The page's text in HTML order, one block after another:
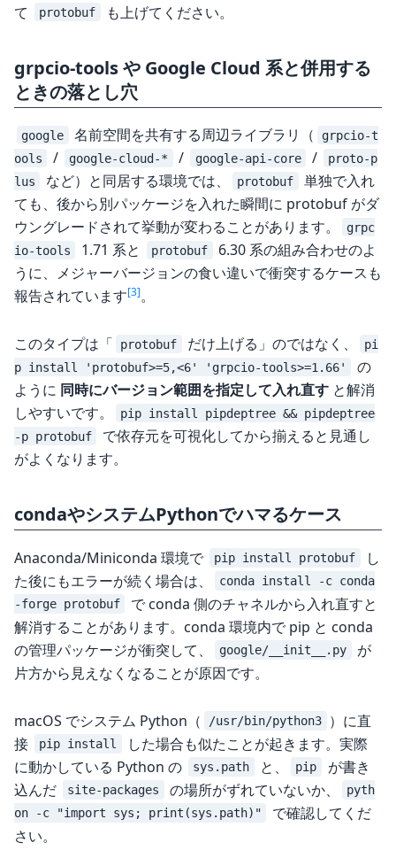
て protobuf も上げてください。
grpcio-tools や Google Cloud 系と併用する
ときの落とし穴
google 名前空間を共有する周辺ライブラリ（
grpcio-t
ools
/ google-cloud-* / google-api-core /
proto-p
lus
など）と同居する環境では、 protobuf
単独で入れ
ても、後から別パッケージを入れた瞬間に protobuf がダ
ウングレードされて挙動が変わることがあります。
grpc
io-tools
1.71 系と protobuf
6.30 系の組み合わせのよ
うに、メジャーバージョンの食い違いで衝突するケースも
報告されています[3]。
このタイプは「 protobuf だけ上げる」のではなく、
pi
p install 'protobuf>=5,<6' 'grpcio-tools>=1.66'
の
ように 同時にバージョン範囲を指定して入れ直す と解消
しやすいです。
pip install pipdeptree && pipdeptree
-p protobuf
で依存元を可視化してから揃えると見通し
がよくなります。
condaやシステムPythonでハマるケース
Anaconda/Miniconda 環境で pip install protobuf
し
た後にもエラーが続く場合は、
conda install -c conda
-forge protobuf
で conda 側のチャネルから入れ直すと
解消することがあります。conda 環境内で pip と conda
の管理パッケージが衝突して、
google/__init__.py
が
片方から見えなくなることが原因です。
macOS でシステム Python（ /usr/bin/python3
）に直
接
pip install
した場合も似たことが起きます。実際
に動かしている Python の
sys.path と、 pip
が書き
込んだ
site-packages の場所がずれていないか、
pyth
on -c "import sys; print(sys.path)"
で確認してくだ
さい。